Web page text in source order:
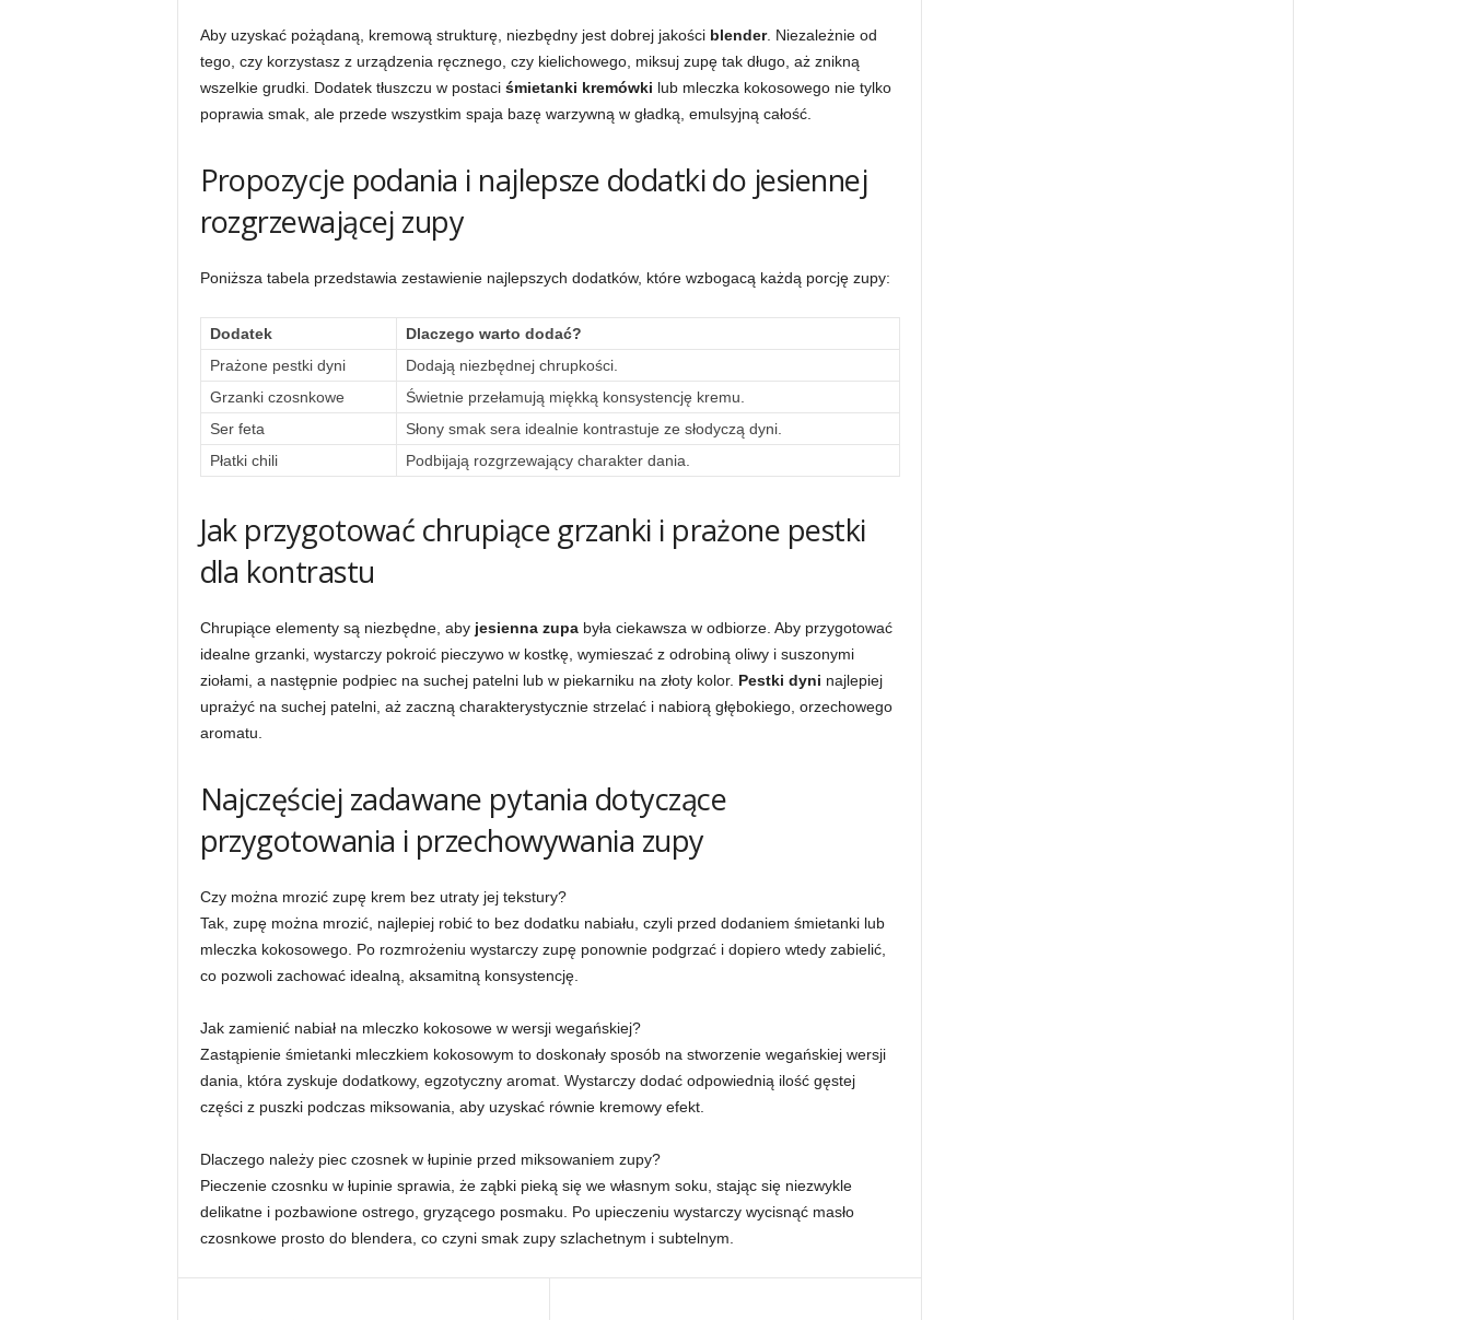
Aby uzyskać pożądaną, kremową strukturę, niezbędny jest dobrej jakości blender. Niezależnie od
tego, czy korzystasz z urządzenia ręcznego, czy kielichowego, miksuj zupę tak długo, aż znikną
wszelkie grudki. Dodatek tłuszczu w postaci śmietanki kremówki lub mleczka kokosowego nie tylko
poprawia smak, ale przede wszystkim spaja bazę warzywną w gładką, emulsyjną całość.
Propozycje podania i najlepsze dodatki do jesiennej
rozgrzewającej zupy
Poniższa tabela przedstawia zestawienie najlepszych dodatków, które wzbogacą każdą porcję zupy:
Dodatek
Dlaczego warto dodać?
Prażone pestki dyni
Dodają niezbędnej chrupkości.
Grzanki czosnkowe
Świetnie przełamują miękką konsystencję kremu.
Ser feta
Słony smak sera idealnie kontrastuje ze słodyczą dyni.
Płatki chili
Podbijają rozgrzewający charakter dania.
Jak przygotować chrupiące grzanki i prażone pestki
dla kontrastu
Chrupiące elementy są niezbędne, aby jesienna zupabyła ciekawsza w odbiorze. Aby przygotować
idealne grzanki, wystarczy pokroić pieczywo w kostkę, wymieszać z odrobiną oliwy i suszonymi
ziołami, a następnie podpiec na suchej patelni lub w piekarniku na złoty kolor. Pestki dyni najlepiej
uprażyć na suchej patelni, aż zaczną charakterystycznie strzelać i nabiorą głębokiego, orzechowego
aromatu.
Najczęściej zadawane pytania dotyczące
przygotowania i przechowywania zupy
Czy można mrozić zupę krem bez utraty jej tekstury?
Tak, zupę można mrozić, najlepiej robić to bez dodatku nabiału, czyli przed dodaniem śmietanki lub
mleczka kokosowego. Po rozmrożeniu wystarczy zupę ponownie podgrzać i dopiero wtedy zabielić,
co pozwoli zachować idealną, aksamitną konsystencję.
Jak zamienić nabiał na mleczko kokosowe w wersji wegańskiej?
Zastąpienie śmietanki mleczkiem kokosowym to doskonały sposób na stworzenie wegańskiej wersji
dania, która zyskuje dodatkowy, egzotyczny aromat. Wystarczy dodać odpowiednią ilość gęstej
części z puszki podczas miksowania, aby uzyskać równie kremowy efekt.
Dlaczego należy piec czosnek w łupinie przed miksowaniem zupy?
Pieczenie czosnku w łupinie sprawia, że ząbki pieką się we własnym soku, stając się niezwykle
delikatne i pozbawione ostrego, gryzącego posmaku. Po upieczeniu wystarczy wycisnąć masło
czosnkowe prosto do blendera, co czyni smak zupy szlachetnym i subtelnym.